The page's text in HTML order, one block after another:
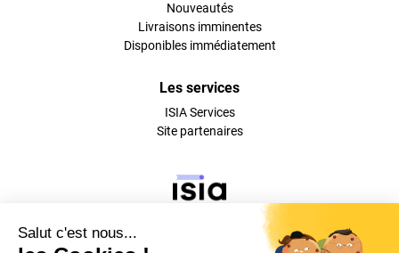
Nouveautés
Livraisons imminentes
Disponibles immédiatement
Les services
ISIA Services
Site partenaires
Suivez-nous sur